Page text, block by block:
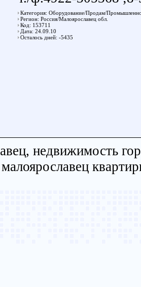
Категория: Оборудование/Продам/
Регион: Россия/Малоярославец обл.
Код: 153711
Дата: 24.09.10
Осталось дней: -5435
недвижимость
малоярославец